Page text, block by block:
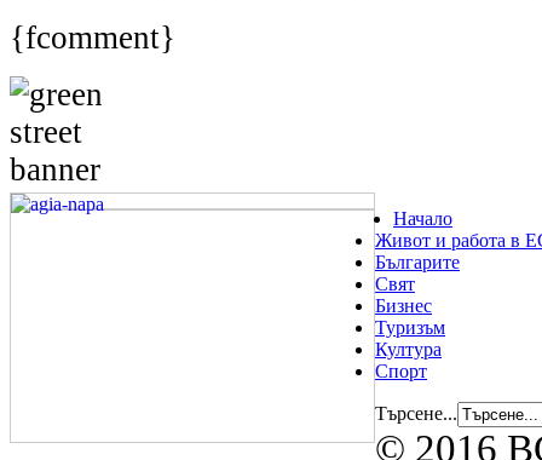
{fcomment}
Начало
Живот и работа в
Българите
Свят
Бизнес
Туризъм
Култура
Спорт
Търсене...
© 2016